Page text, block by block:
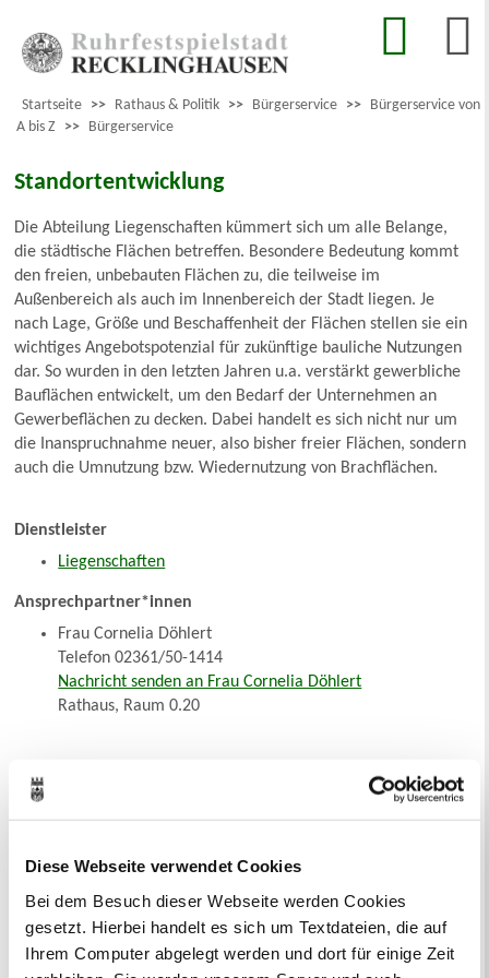
Diese Webseite verwendet Cookies
Bei dem Besuch dieser Webseite werden Cookies
gesetzt. Hierbei handelt es sich um Textdateien, die auf
Ihrem Computer abgelegt werden und dort für einige Zeit
Startseite >> Rathaus & Politik >> Bürgerservice >> Bürgerservice von
A bis Z >> Bürgerservice
Standortentwicklung
Die Abteilung Liegenschaften kümmert sich um alle Belange,
die städtische Flächen betreffen. Besondere Bedeutung kommt
den freien, unbebauten Flächen zu, die teilweise im
Außenbereich als auch im Innenbereich der Stadt liegen. Je
nach Lage, Größe und Beschaffenheit der Flächen stellen sie ein
wichtiges Angebotspotenzial für zukünftige bauliche Nutzungen
dar. So wurden in den letzten Jahren u.a. verstärkt gewerbliche
Bauflächen entwickelt, um den Bedarf der Unternehmen an
Gewerbeflächen zu decken. Dabei handelt es sich nicht nur um
die Inanspruchnahme neuer, also bisher freier Flächen, sondern
auch die Umnutzung bzw. Wiedernutzung von Brachflächen.
Dienstleister
Liegenschaften
Ansprechpartner*innen
Frau Cornelia Döhlert
Telefon 02361/50-1414
Nachricht senden an Frau Cornelia Döhlert
Rathaus, Raum 0.20
A Ä B C D E F G H I J K L M N O Ö P
Inhaltsverzeichnis
Suchbegriff